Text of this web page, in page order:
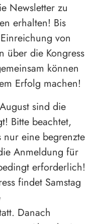
Newsletter zu
erhalten! Bis
von
über die Kongress
können
Erfolg machen!
sind die
Bitte beachtet,
nur eine begrenzte
Anmeldung für
erforderlich!
findet Samstag
Danach